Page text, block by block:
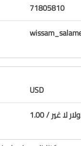
71805810
USD
لا غير